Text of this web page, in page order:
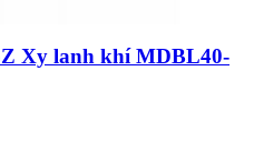
Xy lanh khí MDBL40-